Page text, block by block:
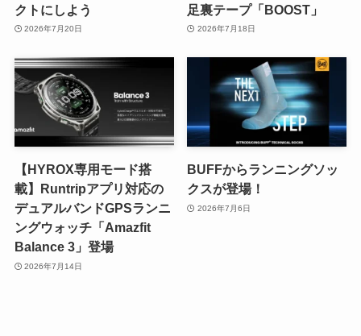
クトにしよう
2026年7月20日
足裏テープ「BOOST」
2026年7月18日
【HYROX専用モード搭
載】Runtripアプリ対応の
デュアルバンドGPSランニ
ングウォッチ「Amazfit
Balance 3」登場
2026年7月14日
BUFFからランニングソッ
クスが登場！
2026年7月6日